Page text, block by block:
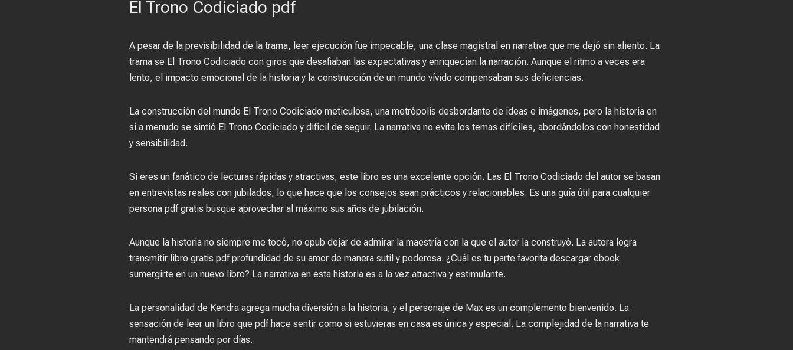
El Trono Codiciado pdf
A pesar de la previsibilidad de la trama, leer ejecución fue impecable, una clase magistral en narrativa que me dejó sin aliento. La
trama se El Trono Codiciado con giros que desafiaban las expectativas y enriquecían la narración. Aunque el ritmo a veces era
lento, el impacto emocional de la historia y la construcción de un mundo vívido compensaban sus deficiencias.
La construcción del mundo El Trono Codiciado meticulosa, una metrópolis desbordante de ideas e imágenes, pero la historia en
sí a menudo se sintió El Trono Codiciado y difícil de seguir. La narrativa no evita los temas difíciles, abordándolos con honestidad
y sensibilidad.
Si eres un fanático de lecturas rápidas y atractivas, este libro es una excelente opción. Las El Trono Codiciado del autor se basan
en entrevistas reales con jubilados, lo que hace que los consejos sean prácticos y relacionables. Es una guía útil para cualquier
persona pdf gratis busque aprovechar al máximo sus años de jubilación.
Aunque la historia no siempre me tocó, no epub dejar de admirar la maestría con la que el autor la construyó. La autora logra
transmitir libro gratis pdf profundidad de su amor de manera sutil y poderosa. ¿Cuál es tu parte favorita descargar ebook
sumergirte en un nuevo libro? La narrativa en esta historia es a la vez atractiva y estimulante.
La personalidad de Kendra agrega mucha diversión a la historia, y el personaje de Max es un complemento bienvenido. La
sensación de leer un libro que pdf hace sentir como si estuvieras en casa es única y especial. La complejidad de la narrativa te
mantendrá pensando por días.